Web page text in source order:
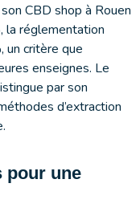
CBD shop à Rouen
la réglementation
un critère que
enseignes. Le
par son
d’extraction
pour une